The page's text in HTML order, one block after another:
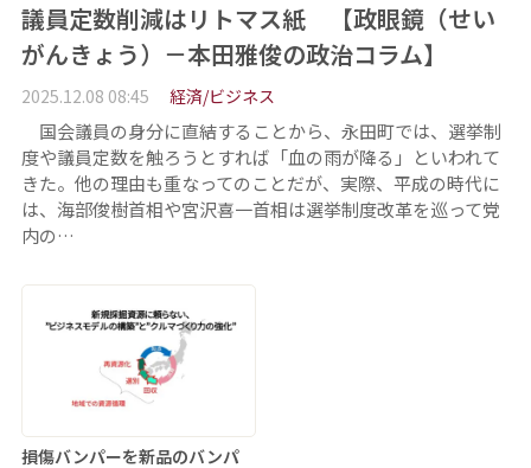
議員定数削減はリトマス紙 【政眼鏡（せい
がんきょう）－本田雅俊の政治コラム】
2025.12.08 08:45 経済/ビジネス
国会議員の身分に直結することから、永田町では、選挙制
度や議員定数を触ろうとすれば「血の雨が降る」といわれて
きた。他の理由も重なってのことだが、実際、平成の時代に
は、海部俊樹首相や宮沢喜一首相は選挙制度改革を巡って党
内の…
損傷バンパーを新品のバンパ